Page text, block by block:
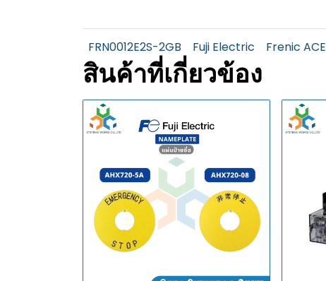
FRN0012E2S-2GB Fuji Electric Frenic ACE
สินค้าที่เกี่ยวข้อง